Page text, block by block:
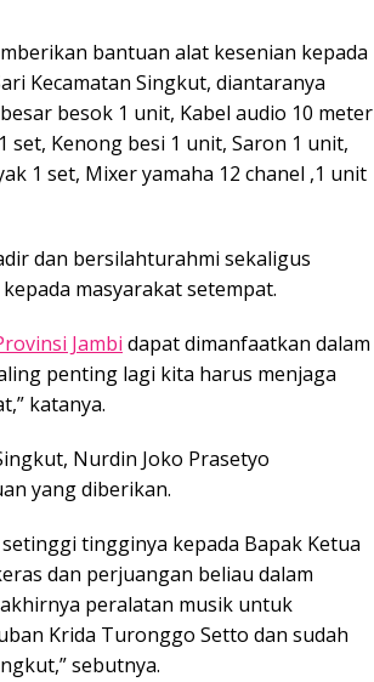
bantuan alat kesenian kepada
Kecamatan Singkut, diantaranya
besok 1 unit, Kabel audio 10 meter
set, Kenong besi 1 unit, Saron 1 unit,
1 set, Mixer yamaha 12 chanel ,1 unit
dan bersilahturahmi sekaligus
masyarakat setempat.
Jambi dapat dimanfaatkan dalam
penting lagi kita harus menjaga
katanya.
Nurdin Joko Prasetyo
yang diberikan.
tingginya kepada Bapak Ketua
dan perjuangan beliau dalam
akhirnya peralatan musik untuk
Krida Turonggo Setto dan sudah
sebutnya.